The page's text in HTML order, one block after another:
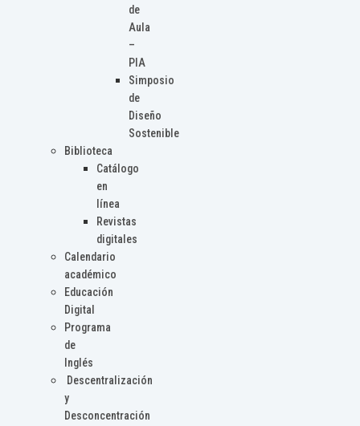
de
Aula
–
PIA
Simposio
de
Diseño
Sostenible
Biblioteca
Catálogo
en
línea
Revistas
digitales
Calendario
académico
Educación
Digital
Programa
de
Inglés
Descentralización
y
Desconcentración